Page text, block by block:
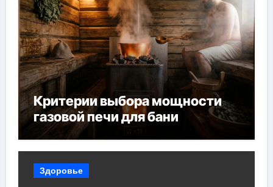
Критерии выбора мощности
газовой печи для бани
Здоровье